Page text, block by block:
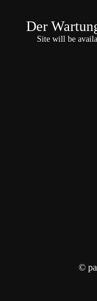
Der
Site will be
©